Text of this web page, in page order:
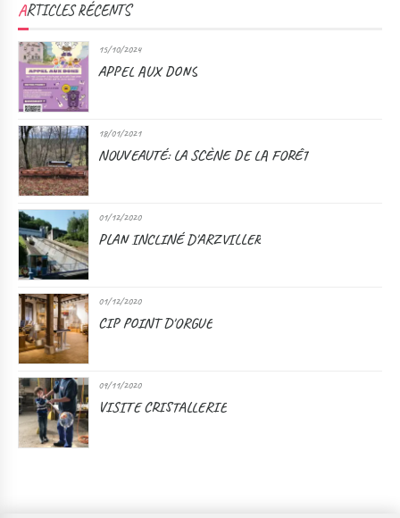
ARTICLES RÉCENTS
15/10/2024
APPEL AUX DONS
18/01/2021
NOUVEAUTÉ: LA SCÈNE DE LA FORÊT
01/12/2020
PLAN INCLINÉ D'ARZVILLER
01/12/2020
CIP POINT D'ORGUE
09/11/2020
VISITE CRISTALLERIE